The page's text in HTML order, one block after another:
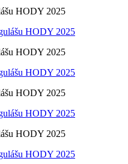
HODY 2025
HODY 2025
HODY 2025
HODY 2025